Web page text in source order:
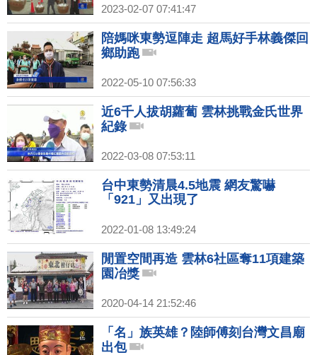
2023-02-07 07:41:47
陪媽咪東勢逗陣走 超馬好手林義傑回
鄉助跑
2022-05-10 07:56:33
近6千人拔胡蘿蔔 雲林挑戰金氏世界
紀錄
2022-03-08 07:53:11
台中東勢清晨4.5地震 網友驚嚇
「921」又出現了
2022-01-08 13:49:24
閒置空間再造 雲林6社區奪11項建築
園冶獎
2020-04-14 21:52:46
「名」族英雄？陸師傅刻台灣文昌廟
出包